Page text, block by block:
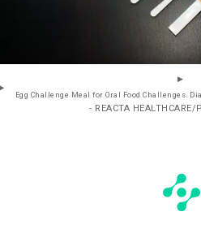
Egg Challenge Meal for Oral Food Challenges.
- REACTA HEALTHCARE/